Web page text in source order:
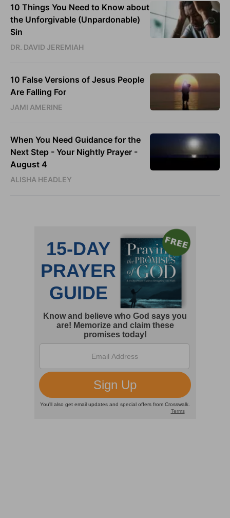
10 Things You Need to Know about
the Unforgivable (Unpardonable)
Sin
DR. DAVID JEREMIAH
10 False Versions of Jesus People
Are Falling For
JAMI AMERINE
When You Need Guidance for the
Next Step - Your Nightly Prayer -
August 4
ALISHA HEADLEY